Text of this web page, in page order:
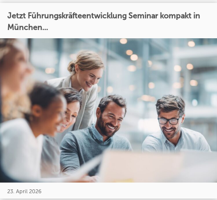
Jetzt Führungskräfteentwicklung Seminar kompakt in
München...
23. April 2026